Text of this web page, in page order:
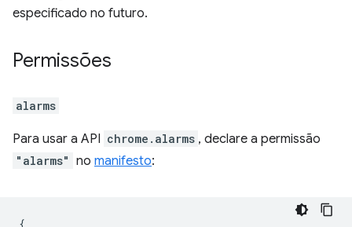
especificado no futuro.
Permissões
alarms
Para usar a API chrome.alarms , declare a permissão
"alarms" no manifesto:
{